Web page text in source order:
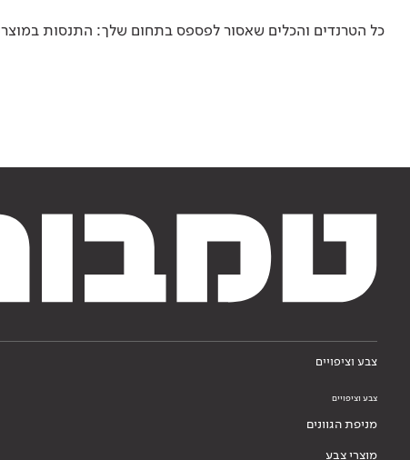
כל הטרנדים והכלים שאסור לפספס בתחום שלך: התנסות
צבע וציפויים
צבע וציפויים
מניפת הגוונים
מוצרי צבע